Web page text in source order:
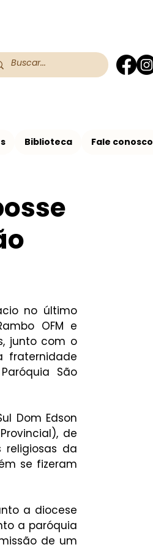
RS
Biblioteca Fale conosco
no último
OFM e
junto com o
fraternidade
São
Dom Edson
de
religiosas da
se fizeram
a diocese
a paróquia
de um